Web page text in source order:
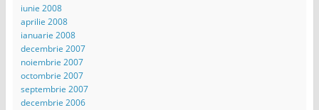
iunie 2008
aprilie 2008
ianuarie 2008
decembrie 2007
noiembrie 2007
octombrie 2007
septembrie 2007
decembrie 2006